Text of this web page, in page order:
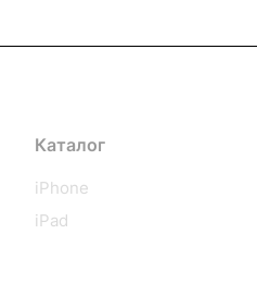
Каталог
iPhone
iPad